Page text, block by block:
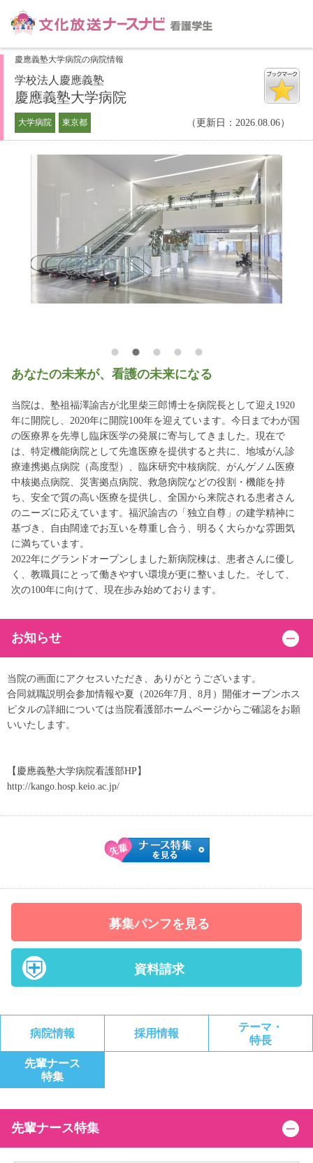
慶應義塾大学病院の病院情報
学校法人慶應義塾
慶應義塾大学病院
大学病院 東京都 （更新日：2026.08.06）
あなたの未来が、看護の未来になる
当院は、塾祖福澤諭吉が北里柴三郎博士を病院長として迎え1920
年に開院し、2020年に開院100年を迎えています。今日までわが国
の医療界を先導し臨床医学の発展に寄与してきました。現在で
は、特定機能病院として先進医療を提供すると共に、地域がん診
療連携拠点病院（高度型）、臨床研究中核病院、がんゲノム医療
中核拠点病院、災害拠点病院、救急病院などの役割・機能を持
ち、安全で質の高い医療を提供し、全国から来院される患者さん
のニーズに応えています。福沢諭吉の「独立自尊」の建学精神に
基づき、自由闊達でお互いを尊重し合う、明るく大らかな雰囲気
に満ちています。
2022年にグランドオープンしました新病院棟は、患者さんに優し
く、教職員にとって働きやすい環境が更に整いました。そして、
次の100年に向けて、現在歩み始めております。
お知らせ
当院の画面にアクセスいただき、ありがとうございます。
合同就職説明会参加情報や夏（2026年7月、8月）開催オープンホス
ピタルの詳細については当院看護部ホームページからご確認をお願
いいたします。
【慶應義塾大学病院看護部HP】
http://kango.hosp.keio.ac.jp/
募集パンフを見る
資料請求
病院情報 採用情報
テーマ・
特長
先輩ナース
特集
先輩ナース特集